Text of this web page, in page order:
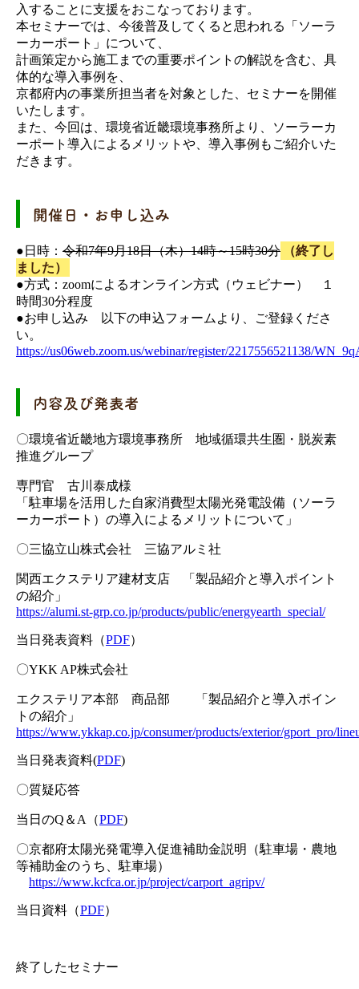
入することに支援をおこなっております。
本セミナーでは、今後普及してくると思われる「ソーラ
ーカーポート」について、
計画策定から施工までの重要ポイントの解説を含む、具
体的な導入事例を、
京都府内の事業所担当者を対象とした、セミナーを開催
いたします。
また、今回は、環境省近畿環境事務所より、ソーラーカ
ーポート導入によるメリットや、導入事例もご紹介いた
だきます。
開催日・お申し込み
●日時： 令和7年9月18日（木）14時～15時30分
（終了し
ました）
●方式：zoomによるオンライン方式（ウェビナー） １
時間30分程度
●お申し込み 以下の申込フォームより、ご登録くださ
い。
https://us06web.zoom.us/webinar/register/2217556521138/
内容及び発表者
〇環境省近畿地方環境事務所 地域循環共生圏・脱炭素
推進グループ
専門官 古川泰成様
「駐車場を活用した自家消費型太陽光発電設備（ソーラ
ーカーポート）の導入によるメリットについて」
〇三協立山株式会社 三協アルミ社
関西エクステリア建材支店 「製品紹介と導入ポイント
の紹介」
https://alumi.st-grp.co.jp/products/public/energyearth_special/
当日発表資料（PDF）
〇YKK AP株式会社
エクステリア本部 商品部 「製品紹介と導入ポイン
トの紹介」
https://www.ykkap.co.jp/consumer/products/exterior/gport_pro/
当日発表資料(PDF)
〇質疑応答
当日のQ＆A（PDF)
〇京都府太陽光発電導入促進補助金説明（駐車場・農地
等補助金のうち、駐車場）
https://www.kcfca.or.jp/project/carport_agripv/
当日資料（PDF）
終了したセミナー